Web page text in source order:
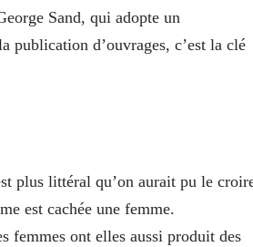
Sand, qui adopte un
publication d’ouvrages, c’est la clé
plus littéral qu’on aurait pu le
est cachée une femme.
femmes ont elles aussi produit des